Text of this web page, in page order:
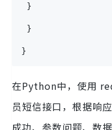
}
}
}
在Python中，使用
员短信接口，根据响
成功、参数问题、数